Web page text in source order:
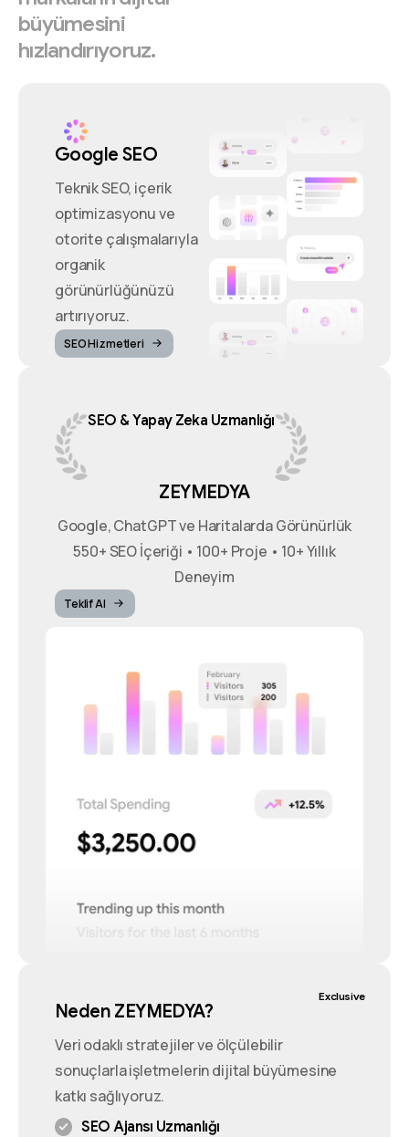
büyümesini
hızlandırıyoruz.
Google SEO
Teknik SEO, içerik
optimizasyonu ve
otorite çalışmalarıyla
organik
görünürlüğünüzü
artırıyoruz.
SEO Hizmetleri
SEO &Yapay Zeka Uzmanlığı
ZEYMEDYA
Google, ChatGPT ve Haritalarda Görünürlük
550+ SEO İçeriği • 100+ Proje • 10+ Yıllık
Deneyim
Teklif Al
Neden ZEYMEDYA?
Veri odaklı stratejiler ve ölçülebilir
sonuçlarla işletmelerin dijital büyümesine
katkı sağlıyoruz.
SEO Ajansı Uzmanlığı
Exclusive